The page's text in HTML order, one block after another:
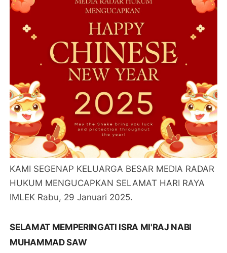
KAMI SEGENAP KELUARGA BESAR MEDIA RADAR
HUKUM MENGUCAPKAN SELAMAT HARI RAYA
IMLEK Rabu, 29 Januari 2025.
SELAMAT MEMPERINGATI ISRA MI'RAJ NABI
MUHAMMAD SAW